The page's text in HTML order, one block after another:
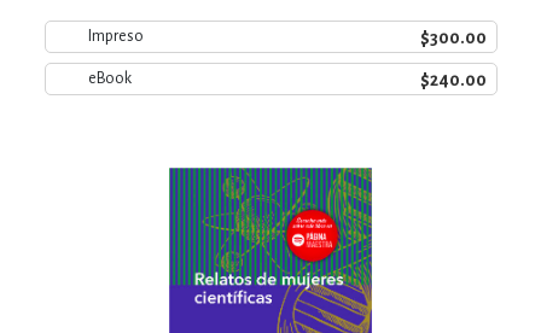
Impreso $300.00
eBook $240.00